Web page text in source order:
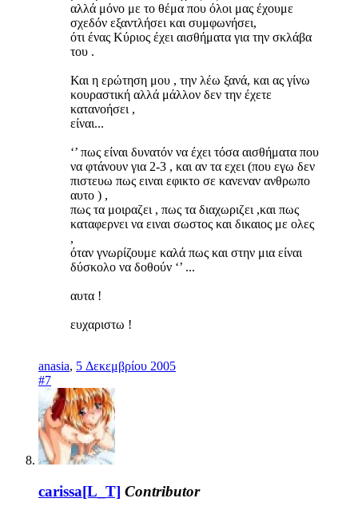
αλλά μόνο με το θέμα που όλοι μας έχουμε
σχεδόν εξαντλήσει και συμφωνήσει,
ότι ένας Κύριος έχει αισθήματα για την σκλάβα
του .
Και η ερώτηση μου , την λέω ξανά, και ας γίνω
κουραστική αλλά μάλλον δεν την έχετε
κατανοήσει ,
είναι...
‘’ πως είναι δυνατόν να έχει τόσα αισθήματα που
να φτάνουν για 2-3 , και αν τα εχει (που εγω δεν
πιστευω πως ειναι εφικτο σε κανεναν ανθρωπο
αυτο ) ,
πως τα μοιραζει , πως τα διαχωριζει ,και πως
καταφερνει να ειναι σωστος και δικαιος με ολες
,
όταν γνωρίζουμε καλά πως και στην μια είναι
δύσκολο να δοθούν ‘’ ...
αυτα !
ευχαριστω !
anasia, 5 Δεκεμβρίου 2005
#7
carissa[L_T] Contributor